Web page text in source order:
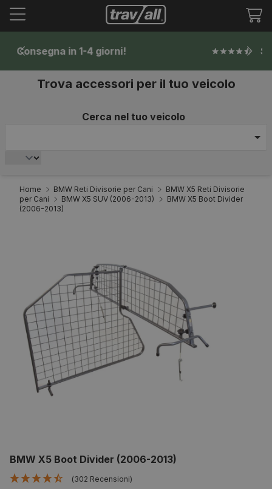
Scelto da oltre 170.000 clienti
Trova accessori per il tuo veicolo
Cerca nel tuo veicolo
Home BMW Reti Divisorie per Cani
BMW X5 Reti Divisorie
per Cani
BMW X5 SUV (2006-2013)
BMW X5 Boot Divider
(2006-2013)
BMW X5 Boot Divider (2006-2013)
(302 Recensioni)